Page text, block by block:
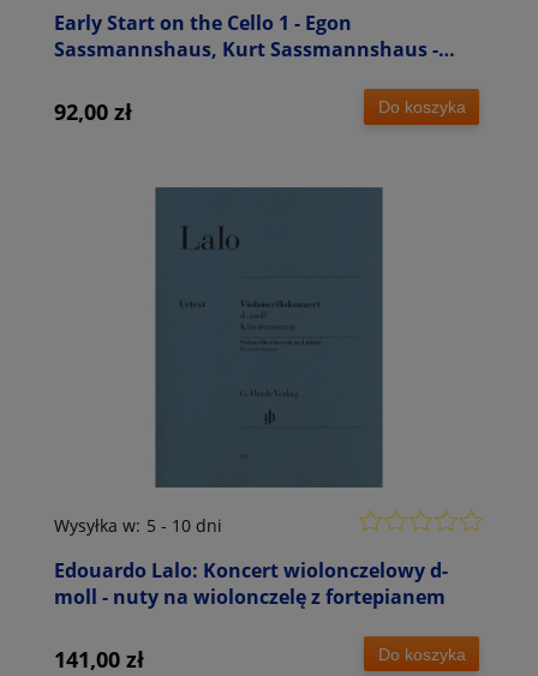
Early Start on the Cello 1 - Egon
Sassmannshaus, Kurt Sassmannshaus -
92,00 zł Do koszyka
Edouardo Lalo: Koncert wiolonczelowy d-
moll - nuty na wiolonczelę z fortepianem
Wysyłka w: 5 - 10 dni
141,00 zł Do koszyka